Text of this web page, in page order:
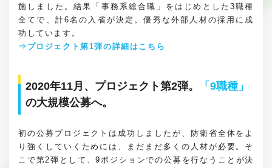
施しました。結果「事務系総合職」をはじめとした3職種
全てで、計6名の入省が決定。優秀な外部人材の採用に成
功しています。
⇒プロジェクト第1弾の詳細はこちら
2020年11月、プロジェクト第2弾。
「9職種」
の大規模公募へ。
初の公募プロジェクトは成功しましたが、防衛省全体をよ
り強くしていくためには、まだまだ多くの人材が必要。そ
こで第2弾として、9ポジションでの公募を行なうことが決